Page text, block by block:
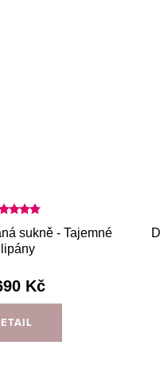
sukně - Tajemné
Kč